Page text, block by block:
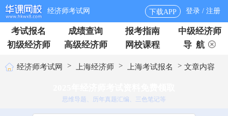
经济师考试网 下载APP 登录 / 注册
考试报名 成绩查询 报考指南
中级经济师
初级经济师
高级经济师 网校课程 导 航
经济师考试网 > 上海经济师 > 上海考试报名 > 文章内容
思维导题、历年真题汇编、三色笔记等